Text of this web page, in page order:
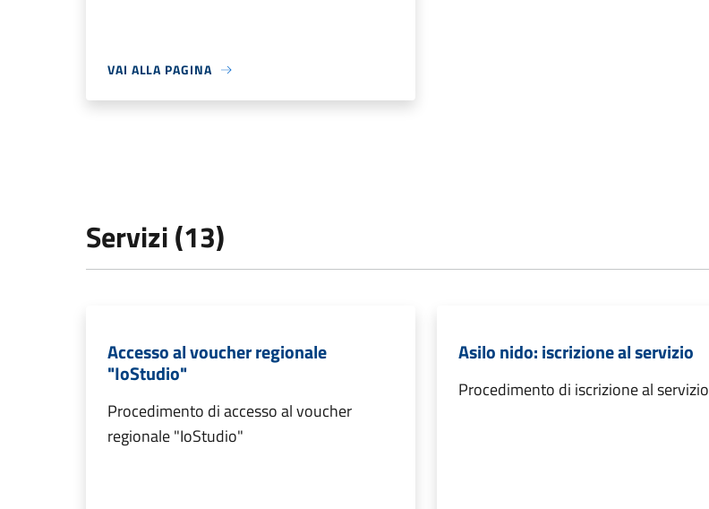
VAI ALLA PAGINA
Servizi (13)
Accesso al voucher regionale
"IoStudio"
Procedimento di accesso al voucher
regionale "IoStudio"
Asilo nido: iscrizione al servizio
Procedimento di iscrizione al servizio